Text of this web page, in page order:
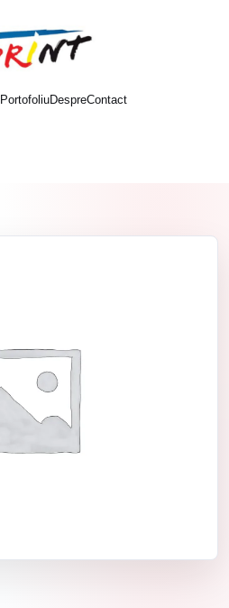
PortofoliuDespreContact